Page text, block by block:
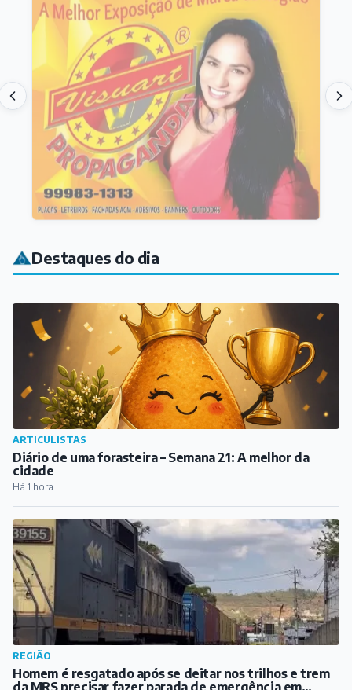
Destaques do dia
ARTICULISTAS
Diário de uma forasteira – Semana 21: A melhor da
cidade
Há 1 hora
REGIÃO
Homem é resgatado após se deitar nos trilhos e trem
da MRS precisar fazer parada de emergência em